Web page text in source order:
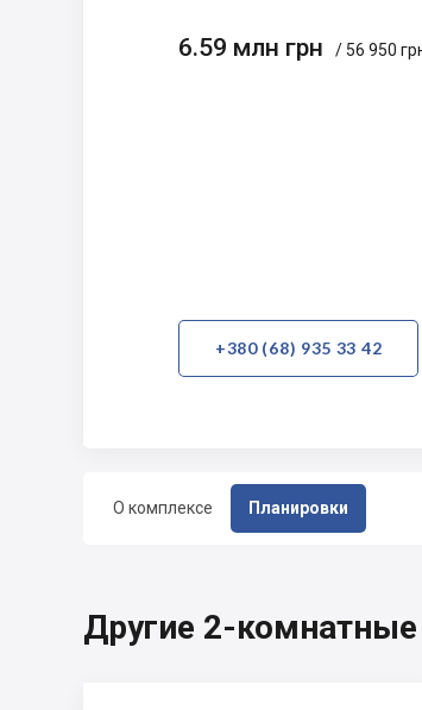
О комплексе Планировки
6.59 млн грн / 56 950
+380 (68) 935 33 42
Другие 2-